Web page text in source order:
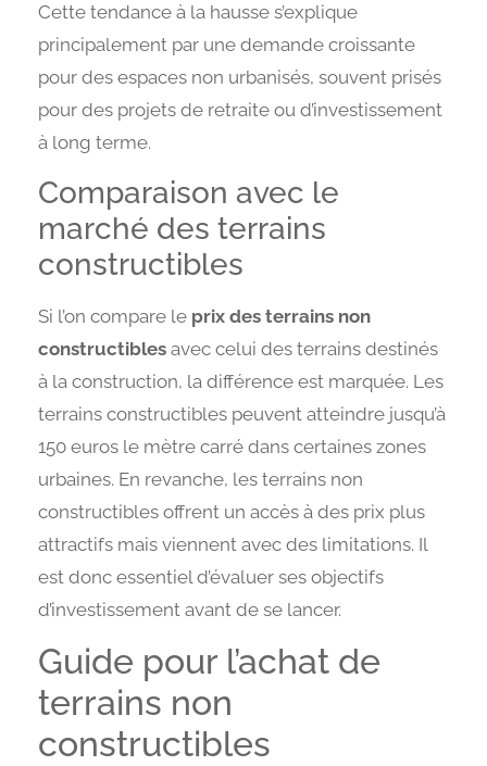
Cette tendance à la hausse s’explique
principalement par une demande croissante
pour des espaces non urbanisés, souvent prisés
pour des projets de retraite ou d’investissement
à long terme.
Comparaison avec le
marché des terrains
constructibles
Si l’on compare le prix des terrains non
constructibles avec celui des terrains destinés
à la construction, la différence est marquée. Les
terrains constructibles peuvent atteindre jusqu’à
150 euros le mètre carré dans certaines zones
urbaines. En revanche, les terrains non
constructibles offrent un accès à des prix plus
attractifs mais viennent avec des limitations. Il
est donc essentiel d’évaluer ses objectifs
d’investissement avant de se lancer.
Guide pour l’achat de
terrains non
constructibles